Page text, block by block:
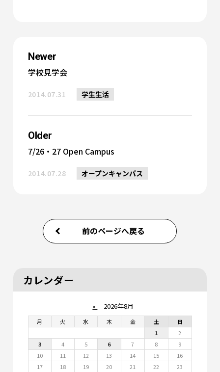
Newer
学校見学会
2014.07.31 学生生活
Older
7/26・27 Open Campus
2014.07.28 オープンキャンパス
前のページへ戻る
カレンダー
« 2026年8月
月 火 水 木 金 土
日
1
2
3
4 5 6 7 8
9
10
11 12 13 14 15
16
17
18 19 20 21 22
23